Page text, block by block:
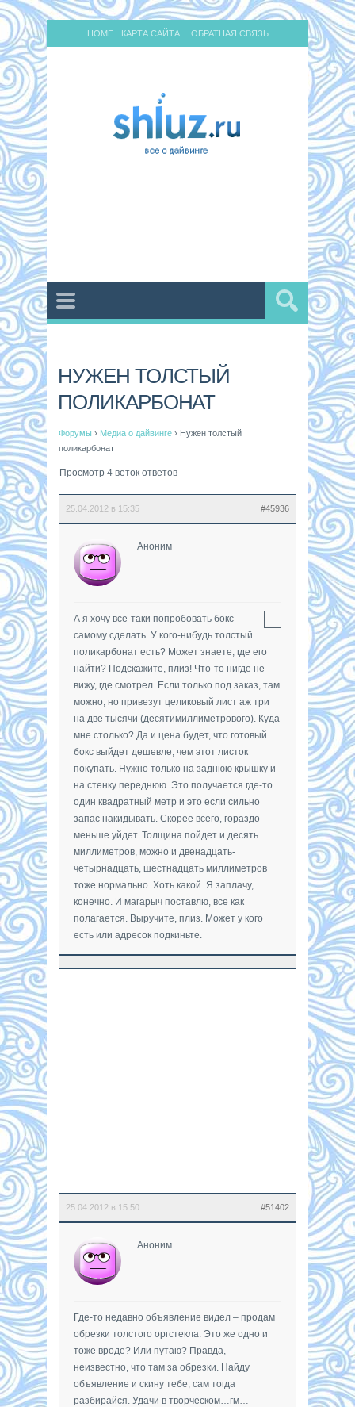
HOME КАРТА САЙТА ОБРАТНАЯ СВЯЗЬ
НУЖЕН ТОЛСТЫЙ
ПОЛИКАРБОНАТ
Форумы › Медиа о дайвинге › Нужен толстый
поликарбонат
Просмотр 4 веток ответов
25.04.2012 в 15:35 #45936
Аноним
А я хочу все-таки попробовать бокс
самому сделать. У кого-нибудь толстый
поликарбонат есть? Может знаете, где его
найти? Подскажите, плиз! Что-то нигде не
вижу, где смотрел. Если только под заказ, там
можно, но привезут целиковый лист аж три
на две тысячи (десятимиллиметрового). Куда
мне столько? Да и цена будет, что готовый
бокс выйдет дешевле, чем этот листок
покупать. Нужно только на заднюю крышку и
на стенку переднюю. Это получается где-то
один квадратный метр и это если сильно
запас накидывать. Скорее всего, гораздо
меньше уйдет. Толщина пойдет и десять
миллиметров, можно и двенадцать-
четырнадцать, шестнадцать миллиметров
тоже нормально. Хоть какой. Я заплачу,
конечно. И магарыч поставлю, все как
полагается. Выручите, плиз. Может у кого
есть или адресок подкиньте.
25.04.2012 в 15:50 #51402
Аноним
Где-то недавно объявление видел – продам
обрезки толстого оргстекла. Это же одно и
тоже вроде? Или путаю? Правда,
неизвестно, что там за обрезки. Найду
объявление и скину тебе, сам тогда
разбирайся. Удачи в творческом…гм…